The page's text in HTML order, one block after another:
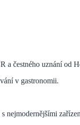
a čestného uznání od
v gastronomii.
nejmodernějšími